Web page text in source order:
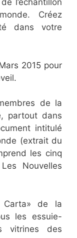
l’échantillon
Créez
dans votre
2015 pour
de la
partout dans
intitulé
(extrait du
les cinq
Nouvelles
Carta» de la
les essuie-
vitrines des